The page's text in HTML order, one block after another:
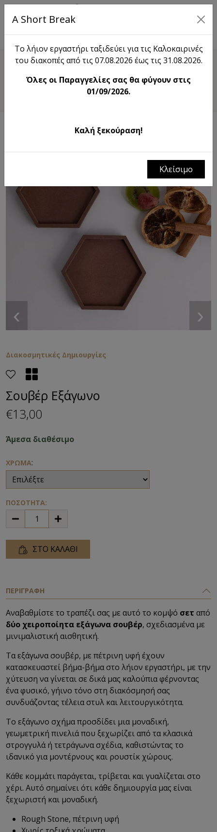
EN
Shop
Σουβέρ Εξάγωνο
‹ ›
Διακοσμητικές Δημιουργίες
Σουβέρ Εξάγωνο
€13,00
Άμεσα διαθέσιμο
ΧΡΩΜΑ:
ΠΟΣΟΤΗΤΑ:
ΣΤΟ ΚΑΛΑΘΙ
ΠΕΡΙΓΡΑΦΗ
Αναβαθμίστε το τραπέζι σας με αυτό το κομψό σετ από
δύο χειροποίητα εξάγωνα σουβέρ, σχεδιασμένα με
μινιμαλιστική αισθητική.
Τα εξάγωνα σουβέρ, με πέτρινη υφή έχουν
κατασκευαστεί βήμα-βήμα στο λήιον εργαστήρι, με την
χύτευση να γίνεται σε δικά μας καλούπια φέρνοντας
ένα φυσικό, γήινο τόνο στη διακόσμησή σας
συνδυάζοντας τέλεια στυλ και λειτουργικότητα.
Το εξάγωνο σχήμα προσδίδει μια μοναδική,
γεωμετρική πινελιά που ξεχωρίζει από τα κλασικά
στρογγυλά ή τετράγωνα σχέδια, καθιστώντας το
ιδανικό για μοντέρνους και ρουστίκ χώρους.
Κάθε κομμάτι παράγεται, τρίβεται και γυαλίζεται στο
χέρι. Αυτό σημαίνει ότι κάθε δημιουργία μας είναι
ξεχωριστή και μοναδική.
Rough Stone, πέτρινη υφή
A Short Break
Το λήιον εργαστήρι ταξιδεύει για τις Καλοκαιρινές
του διακοπές από τις 07.08.2026 έως τις 31.08.2026.
Όλες οι Παραγγελίες σας θα φύγουν στις
01/09/2026.
Καλή ξεκούραση!
Κλείσιμο